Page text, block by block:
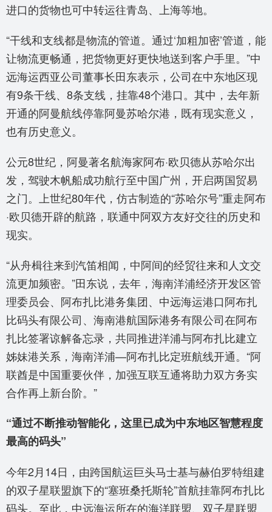
进口的货物也可中转运往青岛、上海等地。
“干线和支线都是物流的管道。通过‘加粗加密’管道，能
让物流更畅通，把货物更好更快地送到客户手里。”中
远海运西亚公司董事长田东表示，公司在中东地区现
有9条干线、8条支线，挂靠48个港口。其中，去年新
开通的阿曼航线停靠阿曼苏哈尔港，既有现实意义，
也有历史意义。
公元8世纪，阿曼著名航海家阿布·欧贝德从苏哈尔出
发，驾驶木帆船成功航行至中国广州，开启两国贸易
之门。上世纪80年代，仿古制造的“苏哈尔号”重走阿布
·欧贝德开辟的航路，联通中阿双方友好交往的历史和
现实。
“从舟楫往来到汽笛相闻，中阿间的经贸往来和人文交
流更加频密。”田东说，去年，海南洋浦经济开发区管
理委员会、阿布扎比港务集团、中远海运港口阿布扎
比码头有限公司、海南港航国际港务有限公司在阿布
扎比签署谅解备忘录，共同推进洋浦与阿布扎比建立
姊妹港关系，海南洋浦—阿布扎比定班航线开通。“阿
联酋是中国重要伙伴，加强互联互通将助力双方务实
合作再上新台阶。”
“通过不断推动智能化，这里已成为中东地区智慧程度
最高的码头”
今年2月14日，由跨国航运巨头马士基与赫伯罗特组建
的双子星联盟旗下的“塞班桑托斯轮”首航挂靠阿布扎比
码头。至此，中远海运所在的海洋联盟、双子星联盟